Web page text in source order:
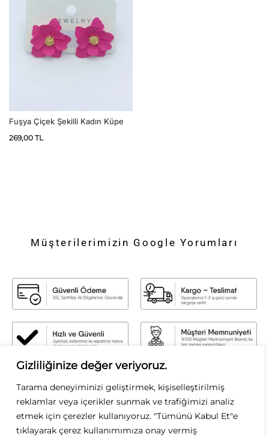
Gizliliğinize değer veriyoruz.
Tarama deneyiminizi geliştirmek, kişiselleştirilmiş
reklamlar veya içerikler sunmak ve trafiğimizi analiz
etmek için çerezler kullanıyoruz. "Tümünü Kabul Et"e
tıklayarak çerez kullanımımıza onay vermiş
Fuşya Çiçek Şekilli Kadın Küpe
269,00 TL
Müşterilerimizin Google Yorumları
Sirius Moda olarak, stilin gücüne inanıyoruz. Zamansız şıklığı modern
dokunuşlarla buluşturarak, her kadının kendi tarzını özgürce yansıtmasını
sağlıyoruz. Kaliteyi, zarafeti ve özgün tasarımları ön planda tutarak; her
koleksiyonumuzda ilham verici parçalar sunuyoruz. Moda bizim tutkumuz, siz